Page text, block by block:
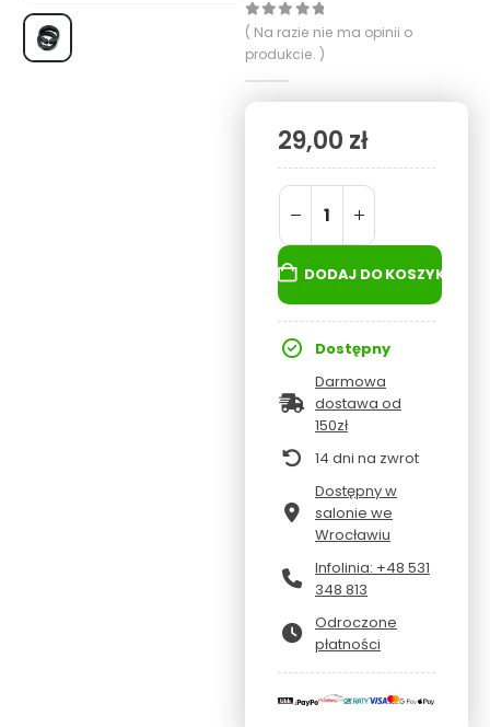
0out of 5
( Na razie nie ma opinii o
produkcie. )
29,00 zł
DODAJ DO KOSZYKA
Dostępny
Darmowa
dostawa od
150zł
14 dni na zwrot
Dostępny w
salonie we
Wrocławiu
Infolinia: +48 531
348 813
Odroczone
płatności